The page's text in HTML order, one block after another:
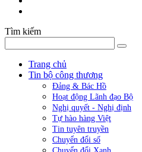
Tìm kiếm
Trang chủ
Tin bộ công thương
Đảng & Bác Hồ
Hoạt động Lãnh đạo Bộ
Nghị quyết - Nghị định
Tự hào hàng Việt
Tin tuyên truyền
Chuyển đổi số